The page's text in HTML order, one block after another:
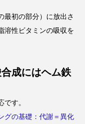
最初の部分）に放出さ
溶性ビタミンの吸収を
成にはヘム鉄
す。
グの基礎：代謝＝異化